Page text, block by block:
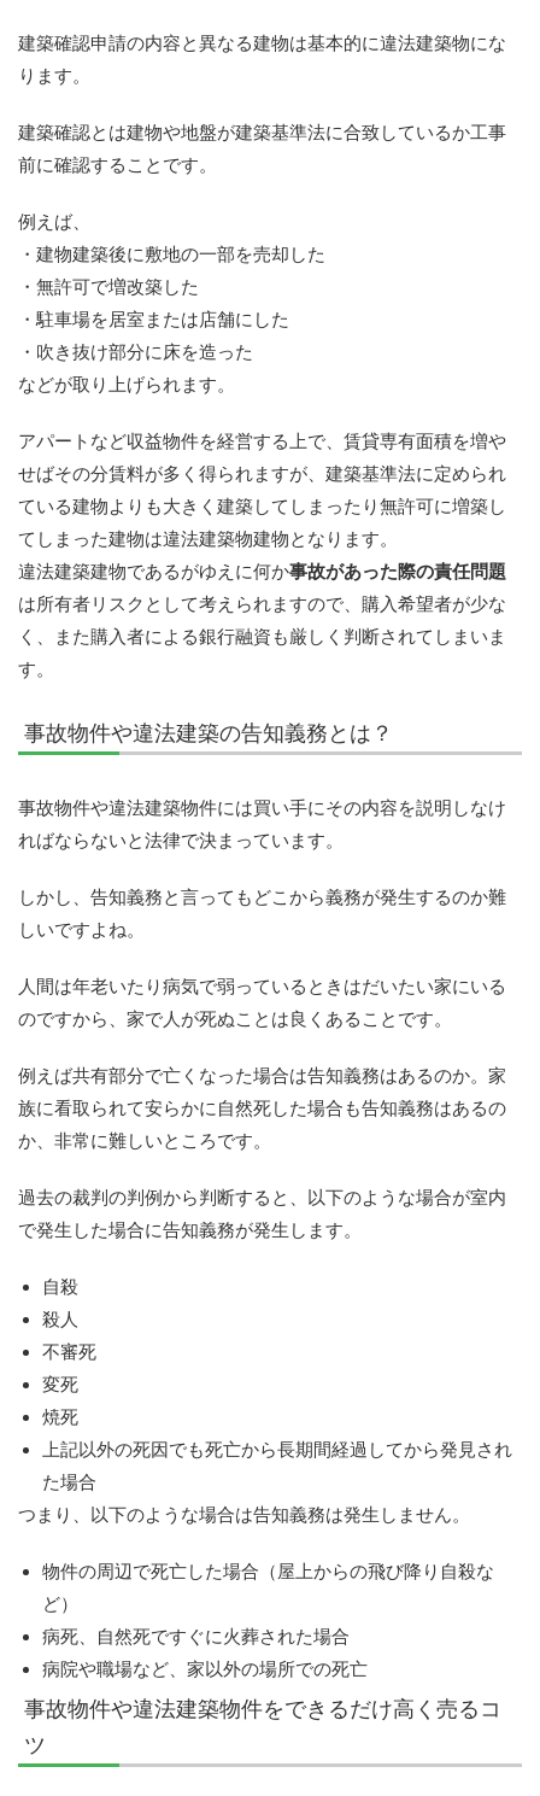
建築確認申請の内容と異なる建物は基本的に違法建築物にな
ります。
建築確認とは建物や地盤が建築基準法に合致しているか工事
前に確認することです。
例えば、
・建物建築後に敷地の一部を売却した
・無許可で増改築した
・駐車場を居室または店舗にした
・吹き抜け部分に床を造った
などが取り上げられます。
アパートなど収益物件を経営する上で、賃貸専有面積を増や
せばその分賃料が多く得られますが、建築基準法に定められ
ている建物よりも大きく建築してしまったり無許可に増築し
てしまった建物は違法建築物建物となります。
違法建築建物であるがゆえに何か事故があった際の責任問題
は所有者リスクとして考えられますので、購入希望者が少な
く、また購入者による銀行融資も厳しく判断されてしまいま
す。
事故物件や違法建築の告知義務とは？
事故物件や違法建築物件には買い手にその内容を説明しなけ
ればならないと法律で決まっています。
しかし、告知義務と言ってもどこから義務が発生するのか難
しいですよね。
人間は年老いたり病気で弱っているときはだいたい家にいる
のですから、家で人が死ぬことは良くあることです。
例えば共有部分で亡くなった場合は告知義務はあるのか。家
族に看取られて安らかに自然死した場合も告知義務はあるの
か、非常に難しいところです。
過去の裁判の判例から判断すると、以下のような場合が室内
で発生した場合に告知義務が発生します。
自殺
殺人
不審死
変死
焼死
上記以外の死因でも死亡から長期間経過してから発見され
た場合
つまり、以下のような場合は告知義務は発生しません。
物件の周辺で死亡した場合（屋上からの飛び降り自殺な
ど）
病死、自然死ですぐに火葬された場合
病院や職場など、家以外の場所での死亡
事故物件や違法建築物件をできるだけ高く売るコ
ツ